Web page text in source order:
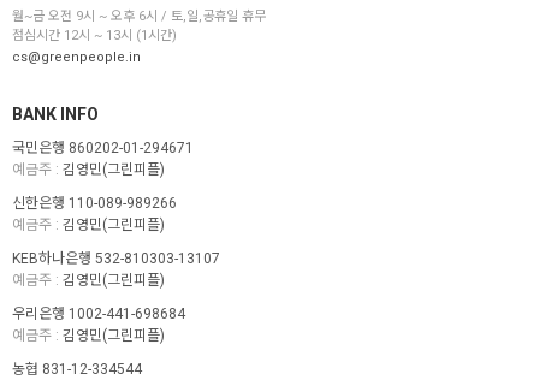
월~금 오전 9시 ~ 오후 6시 / 토,일,공휴일 휴무
점심시간 12시 ~ 13시 (1시간)
cs@greenpeople.in
BANK INFO
국민은행 860202-01-294671
예금주 : 김영민(그린피플)
신한은행 110-089-989266
예금주 : 김영민(그린피플)
KEB하나은행 532-810303-13107
예금주 : 김영민(그린피플)
우리은행 1002-441-698684
예금주 : 김영민(그린피플)
농협 831-12-334544